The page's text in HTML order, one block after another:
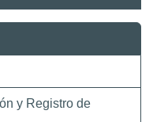
y Registro de